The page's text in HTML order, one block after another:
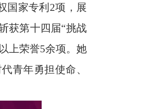
国家专利2项，展
获第十四届“挑战
上荣誉5余项。她
青年勇担使命、